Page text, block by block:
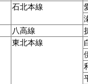
石北本線
八高線
東北本線